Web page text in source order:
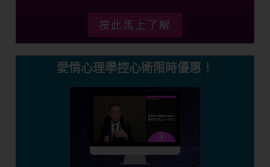
按此馬上了解
愛情心理學控心術限時優惠！